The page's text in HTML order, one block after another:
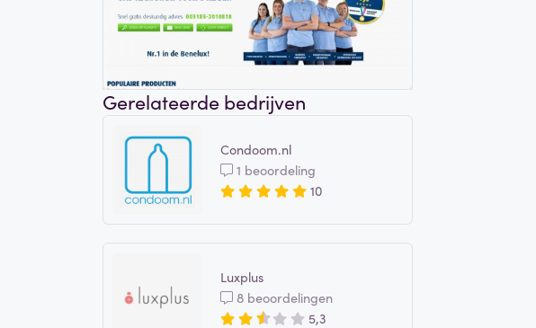
Gerelateerde bedrijven
Condoom.nl
1 beoordeling
10
Luxplus
8 beoordelingen
5,3